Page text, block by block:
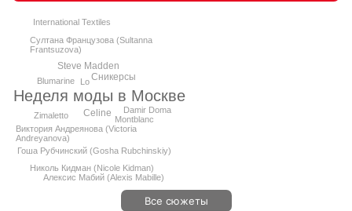
Неделя моды в Москве
Celine
Сникерсы
Steve Madden
Виктория Андреянова (Victoria
Andreyanova)
Султана Французова (Sultanna
Frantsuzova)
Гоша Рубчинский (Gosha Rubchinskiy)
Николь Кидман (Nicole Kidman)
International Textiles
Blumarine
Damir Doma
Lo
Алексис Мабий (Alexis Mabille)
Zimaletto Montblanc
Все сюжеты